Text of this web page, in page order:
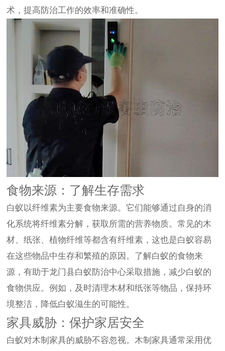
术，提高防治工作的效率和准确性。
食物来源：了解生存需求
白蚁以纤维素为主要食物来源。它们能够通过自身的消
化系统将纤维素分解，获取所需的营养物质。常见的木
材、纸张、植物纤维等都含有纤维素，这也是白蚁容易
在这些物品中生存和繁殖的原因。了解白蚁的食物来
源，有助于龙门县白蚁防治中心采取措施，减少白蚁的
食物供应。例如，及时清理木材和纸张等物品，保持环
境整洁，降低白蚁滋生的可能性。
家具威胁：保护家居安全
白蚁对木制家具的威胁不容忽视。木制家具通常采用优